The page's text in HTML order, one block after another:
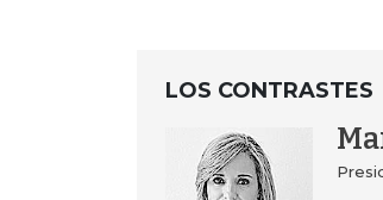
LOS CONTRASTES